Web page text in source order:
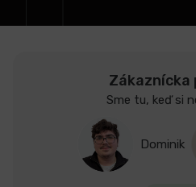
Zákaznícka
Sme tu, keď si
Dominik